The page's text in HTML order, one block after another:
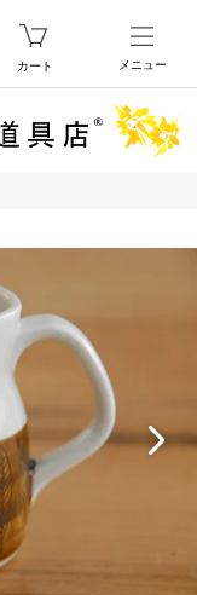
カート メニュー